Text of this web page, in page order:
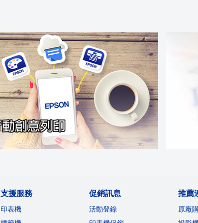
支援服務
印表機
促銷訊息
活動登錄
推薦
原廠